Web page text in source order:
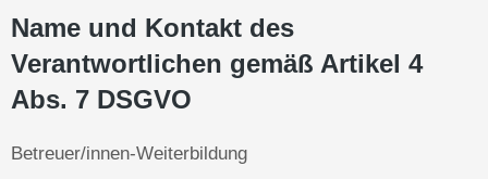
Name und Kontakt des
Verantwortlichen gemäß Artikel 4
Abs. 7 DSGVO
Betreuer/innen-Weiterbildung